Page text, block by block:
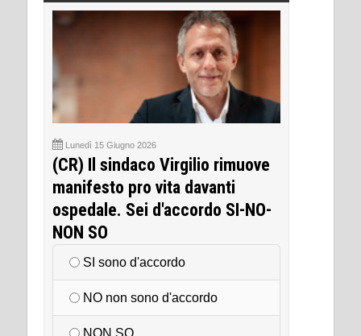
Lunedì 15 Giugno 2026
(CR) Il sindaco Virgilio rimuove
manifesto pro vita davanti
ospedale. Sei d'accordo SI-NO-
NON SO
SI sono d'accordo
NO non sono d'accordo
NON SO